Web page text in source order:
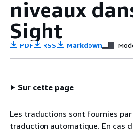
niveaux
Sight
PDF RSS Markdown
Sur cette page
Les traductions sont fournies
traduction automatique. En cas